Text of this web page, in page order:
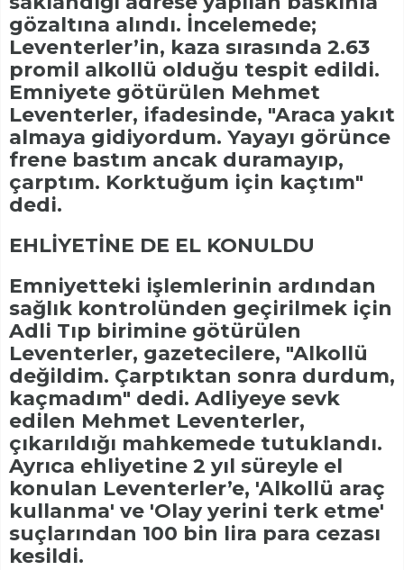
gözaltına alındı. İncelemede;
Leventerler’in, kaza sırasında 2.63
promil alkollü olduğu tespit edildi.
Emniyete götürülen Mehmet
Leventerler, ifadesinde, "Araca yakıt
almaya gidiyordum. Yayayı görünce
frene bastım ancak duramayıp,
çarptım. Korktuğum için kaçtım"
dedi.
EHLİYETİNE DE EL KONULDU
Emniyetteki işlemlerinin ardından
sağlık kontrolünden geçirilmek için
Adli Tıp birimine götürülen
Leventerler, gazetecilere, "Alkollü
değildim. Çarptıktan sonra durdum,
kaçmadım" dedi. Adliyeye sevk
edilen Mehmet Leventerler,
çıkarıldığı mahkemede tutuklandı.
Ayrıca ehliyetine 2 yıl süreyle el
konulan Leventerler’e, 'Alkollü araç
kullanma' ve 'Olay yerini terk etme'
suçlarından 100 bin lira para cezası
kesildi.